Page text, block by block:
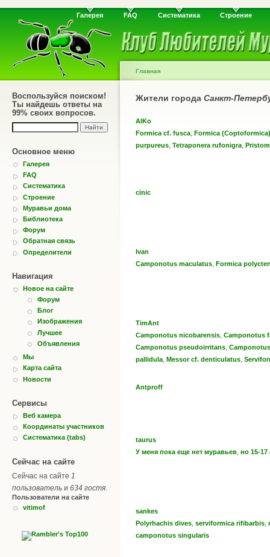
Галерея FAQ Систематика Строение
Воспользуйся поиском!
Ты найдешь ответы на
99% своих вопросов.
Основное меню
Галерея
FAQ
Систематика
Строение
Муравьи дома
Библиотека
Форум
Обратная связь
Определители
Навигация
Новое на сайте
Форум
Блог
Изображения
Лучшее
Объявления
Мы
Карта сайта
Новости
Сервисы
Веб камера
Координаты участников
Систематика (tabs)
Сейчас на сайте
Сейчас на сайте 1
пользователь и 634 гостя
Пользователи на сайте
vitimof
Главная
Жители города Санкт-
AlKo
Formica cf. fusca, Formica
purpureus, Tetraponera rufonigra,
cinic
Ivan
Camponotus maculatus, Formica
TimAnt
Camponotus nicobarensis, Camponotus
Camponotus pseudoirritans,
pallidula, Messor cf. denticulatus,
Antproff
taurus
У меня пока еще нет муравьев, но 15-17
sankes
Polyrhachis dives, serviformica rifibarbis,
camponotus singularis